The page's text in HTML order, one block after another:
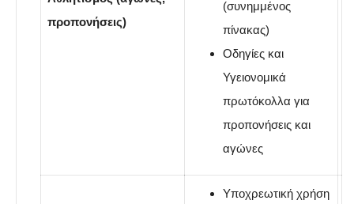
προπονήσεις)
(συνημμένος
πίνακας)
Οδηγίες και
Υγειονομικά
πρωτόκολλα για
προπονήσεις και
αγώνες
Υποχρεωτική χρήση